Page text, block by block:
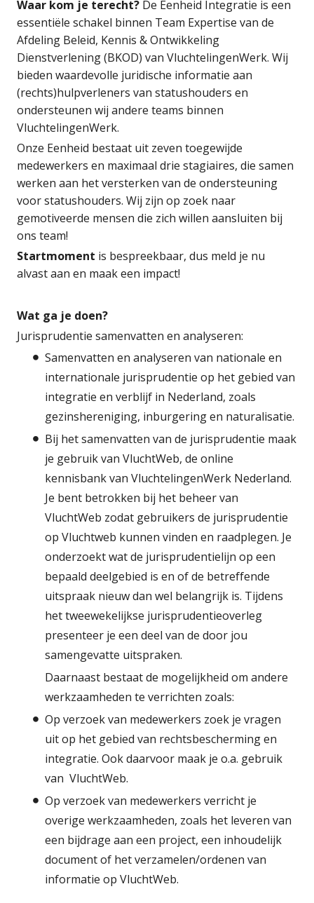
Waar kom je terecht? De Eenheid Integratie is een
essentiële schakel binnen Team Expertise van de
Afdeling Beleid, Kennis & Ontwikkeling
Dienstverlening (BKOD) van VluchtelingenWerk. Wij
bieden waardevolle juridische informatie aan
(rechts)hulpverleners van statushouders en
ondersteunen wij andere teams binnen
VluchtelingenWerk.
Onze Eenheid bestaat uit zeven toegewijde
medewerkers en maximaal drie stagiaires, die samen
werken aan het versterken van de ondersteuning
voor statushouders. Wij zijn op zoek naar
gemotiveerde mensen die zich willen aansluiten bij
ons team!
Startmoment is bespreekbaar, dus meld je nu
alvast aan en maak een impact!
Wat ga je doen?
Jurisprudentie samenvatten en analyseren:
Samenvatten en analyseren van nationale en
internationale jurisprudentie op het gebied van
integratie en verblijf in Nederland, zoals
gezinshereniging, inburgering en naturalisatie.
Bij het samenvatten van de jurisprudentie maak
je gebruik van VluchtWeb, de online
kennisbank van VluchtelingenWerk Nederland.
Je bent betrokken bij het beheer van
VluchtWeb zodat gebruikers de jurisprudentie
op Vluchtweb kunnen vinden en raadplegen. Je
onderzoekt wat de jurisprudentielijn op een
bepaald deelgebied is en of de betreffende
uitspraak nieuw dan wel belangrijk is. Tijdens
het tweewekelijkse jurisprudentieoverleg
presenteer je een deel van de door jou
samengevatte uitspraken.
Daarnaast bestaat de mogelijkheid om andere
werkzaamheden te verrichten zoals:
Op verzoek van medewerkers zoek je vragen
uit op het gebied van rechtsbescherming en
integratie. Ook daarvoor maak je o.a. gebruik
van VluchtWeb.
Op verzoek van medewerkers verricht je
overige werkzaamheden, zoals het leveren van
een bijdrage aan een project, een inhoudelijk
document of het verzamelen/ordenen van
informatie op VluchtWeb.